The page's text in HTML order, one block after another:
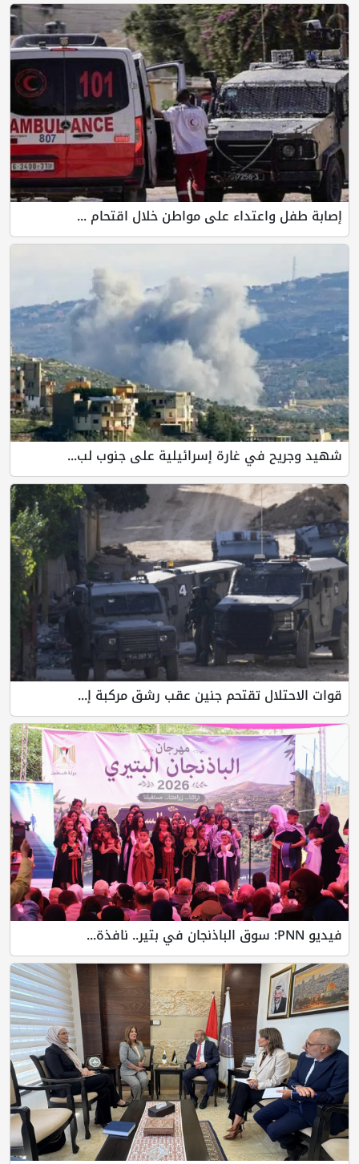
إصابة طفل واعتداء على مواطن خلال اقتحام ...
شهيد وجريح في غارة إسرائيلية على جنوب لب...
قوات الاحتلال تقتحم جنين عقب رشق مركبة إ...
فيديو PNN: سوق الباذنجان في بتير.. نافذة...